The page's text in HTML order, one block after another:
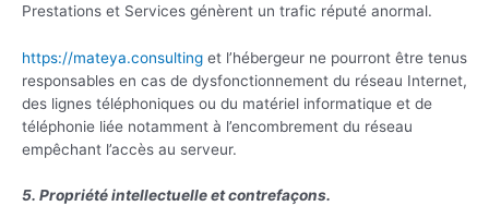
Prestations et Services génèrent un trafic réputé anormal.
https://mateya.consulting et l’hébergeur ne pourront être tenus
responsables en cas de dysfonctionnement du réseau Internet,
des lignes téléphoniques ou du matériel informatique et de
téléphonie liée notamment à l’encombrement du réseau
empêchant l’accès au serveur.
5. Propriété intellectuelle et contrefaçons.